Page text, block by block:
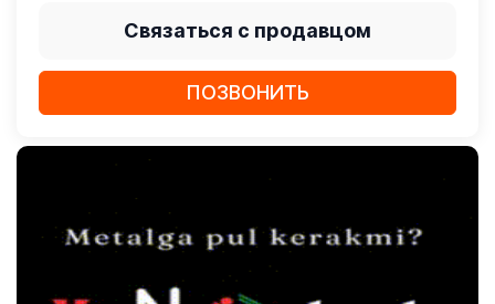
Связаться с продавцом
ПОЗВОНИТЬ